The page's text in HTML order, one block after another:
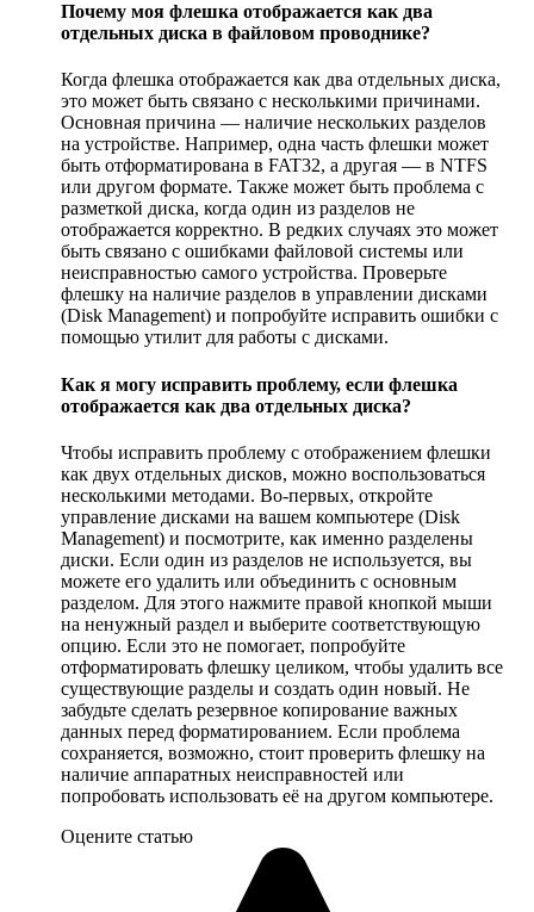
Почему моя флешка отображается как два
отдельных диска в файловом проводнике?
Когда флешка отображается как два отдельных диска,
это может быть связано с несколькими причинами.
Основная причина — наличие нескольких разделов
на устройстве. Например, одна часть флешки может
быть отформатирована в FAT32, а другая — в NTFS
или другом формате. Также может быть проблема с
разметкой диска, когда один из разделов не
отображается корректно. В редких случаях это может
быть связано с ошибками файловой системы или
неисправностью самого устройства. Проверьте
флешку на наличие разделов в управлении дисками
(Disk Management) и попробуйте исправить ошибки с
помощью утилит для работы с дисками.
Как я могу исправить проблему, если флешка
отображается как два отдельных диска?
Чтобы исправить проблему с отображением флешки
как двух отдельных дисков, можно воспользоваться
несколькими методами. Во-первых, откройте
управление дисками на вашем компьютере (Disk
Management) и посмотрите, как именно разделены
диски. Если один из разделов не используется, вы
можете его удалить или объединить с основным
разделом. Для этого нажмите правой кнопкой мыши
на ненужный раздел и выберите соответствующую
опцию. Если это не помогает, попробуйте
отформатировать флешку целиком, чтобы удалить все
существующие разделы и создать один новый. Не
забудьте сделать резервное копирование важных
данных перед форматированием. Если проблема
сохраняется, возможно, стоит проверить флешку на
наличие аппаратных неисправностей или
попробовать использовать её на другом компьютере.
Оцените статью